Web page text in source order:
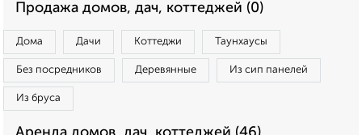
Продажа домов, дач, коттеджей (0)
Дома Дачи Коттеджи Таунхаусы
Без посредников Деревянные Из сип панелей
Из бруса